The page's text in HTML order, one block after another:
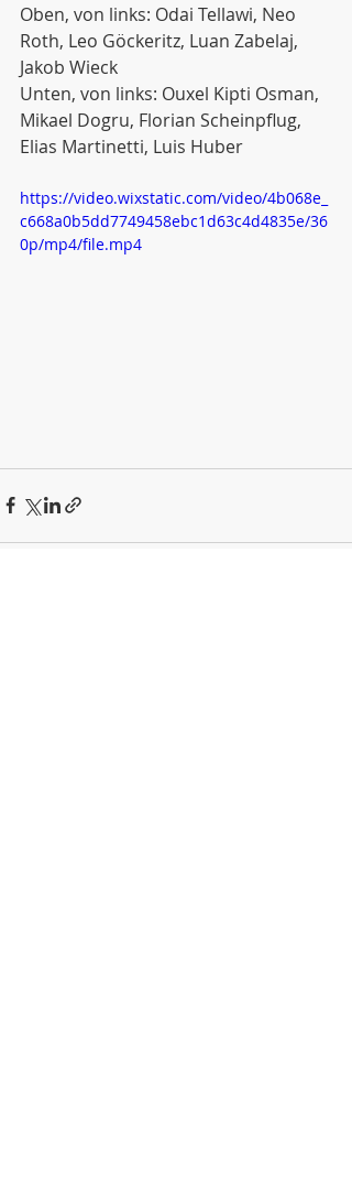
Oben, von links: Odai Tellawi, Neo
Roth, Leo Göckeritz, Luan Zabelaj,
Jakob Wieck
Unten, von links: Ouxel Kipti Osman,
Mikael Dogru, Florian Scheinpflug,
Elias Martinetti, Luis Huber
https://video.wixstatic.com/video/4b068e_
c668a0b5dd7749458ebc1d63c4d4835e/36
0p/mp4/file.mp4